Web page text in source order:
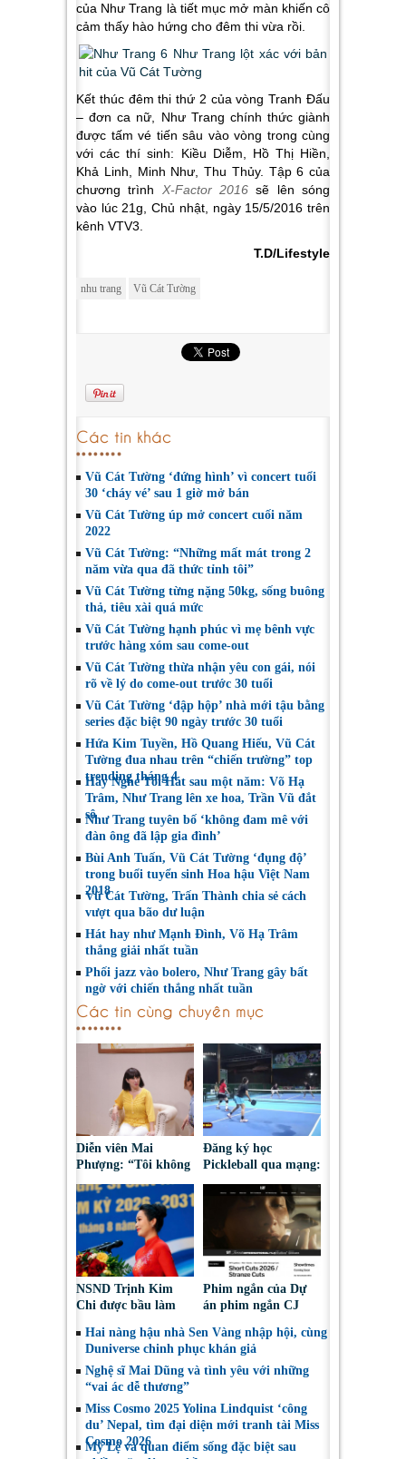
của Như Trang là tiết mục mở màn khiến cô
cảm thấy hào hứng cho đêm thi vừa rồi.
Kết thúc đêm thi thứ 2 của vòng Tranh Đấu
– đơn ca nữ, Như Trang chính thức giành
được tấm vé tiến sâu vào vòng trong cùng
với các thí sinh: Kiều Diễm, Hồ Thị Hiền,
Khả Linh, Minh Như, Thu Thủy. Tập 6 của
chương trình X-Factor 2016 sẽ lên sóng
vào lúc 21g, Chủ nhật, ngày 15/5/2016 trên
kênh VTV3.
T.D/Lifestyle
nhu trang Vũ Cát Tường
Các tin khác
Vũ Cát Tường ‘đứng hình’ vì concert tuổi
30 ‘cháy vé’ sau 1 giờ mở bán
Vũ Cát Tường úp mở concert cuối năm
2022
Vũ Cát Tường: “Những mất mát trong 2
năm vừa qua đã thức tỉnh tôi”
Vũ Cát Tường từng nặng 50kg, sống buông
thả, tiêu xài quá mức
Vũ Cát Tường hạnh phúc vì mẹ bênh vực
trước hàng xóm sau come-out
Vũ Cát Tường thừa nhận yêu con gái, nói
rõ về lý do come-out trước 30 tuổi
Vũ Cát Tường ‘đập hộp’ nhà mới tậu bằng
series đặc biệt 90 ngày trước 30 tuổi
Hứa Kim Tuyền, Hồ Quang Hiếu, Vũ Cát
Tường đua nhau trên “chiến trường” top
trending tháng 4
Hãy Nghe Tôi Hát sau một năm: Võ Hạ
Trâm, Như Trang lên xe hoa, Trần Vũ đắt
sô
Như Trang tuyên bố ‘không đam mê với
đàn ông đã lập gia đình’
Bùi Anh Tuấn, Vũ Cát Tường ‘đụng độ’
trong buổi tuyển sinh Hoa hậu Việt Nam
2018
Vũ Cát Tường, Trấn Thành chia sẻ cách
vượt qua bão dư luận
Hát hay như Mạnh Đình, Võ Hạ Trâm
thắng giải nhất tuần
Phối jazz vào bolero, Như Trang gây bất
ngờ với chiến thắng nhất tuần
Các tin cùng chuyên mục
Diễn viên Mai
Phượng: “Tôi không
bao giờ hối hận về
những gì mình đã
chọn”
Đăng ký học
Pickleball qua mạng:
Nguy cơ bị chiếm
đoạt tài sản
NSND Trịnh Kim
Chi được bầu làm
Nghệ sĩ Sân khấu
Việt Nam
Phim ngắn của Dự
án phim ngắn CJ
tại LHP quốc tế
Toronto 2026
Hai nàng hậu nhà Sen Vàng nhập hội, cùng
Duniverse chinh phục khán giả
Nghệ sĩ Mai Dũng và tình yêu với những
“vai ác dễ thương”
Miss Cosmo 2025 Yolina Lindquist ‘công
du’ Nepal, tìm đại diện mới tranh tài Miss
Cosmo 2026
Mỹ Lệ và quan điểm sống đặc biệt sau